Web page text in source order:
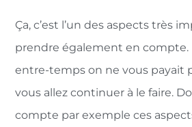
Ça, c’est l’un des aspects très
prendre également en compte.
entre-temps on ne vous payait
vous allez continuer à le faire.
compte par exemple ces